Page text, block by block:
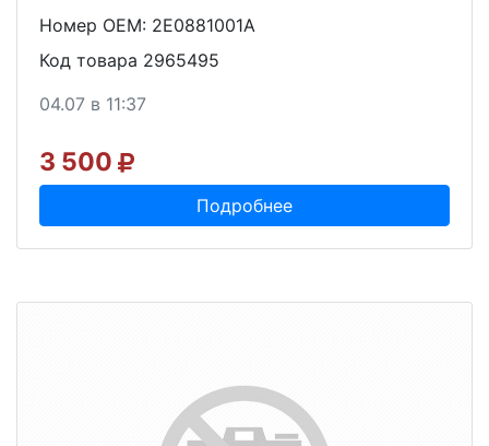
Номер OEM: 2E0881001A
Код товара 2965495
04.07 в 11:37
3 500
Подробнее